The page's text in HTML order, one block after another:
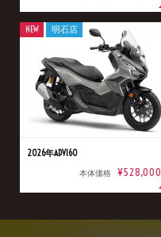
2026年ADV160
本体価格 ¥528,000
NEW 明石店